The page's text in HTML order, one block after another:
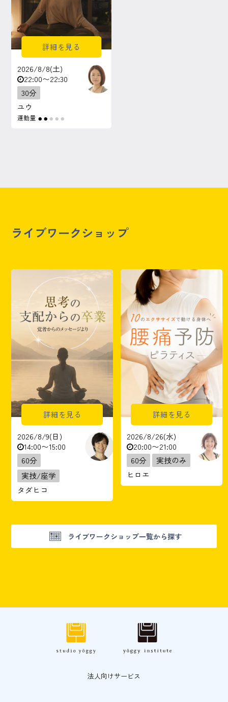
詳細を見る
2026/8/8(土)
22:00〜22:30
30分
ユウ
運動量 ● ● ● ● ●
ライブワークショップ
詳細を見る
2026/8/9(日)
14:00〜15:00
60分
実技/座学
タダヒコ
詳細を見る
2026/8/26(水)
20:00〜21:00
60分
実技のみ
ヒロエ
ライブワークショップ一覧から探す
法人向けサービス